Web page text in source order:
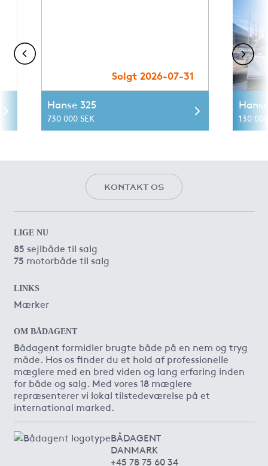
Solgt 2026-07-31
Hanse 325
730 000 SEK 130
KONTAKT OS
LIGE NU
85 sejlbåde til salg
75 motorbåde til salg
LINKS
Mærker
OM BÅDAGENT
Bådagent formidler brugte både på en nem og tryg
måde. Hos os finder du et hold af professionelle
mæglere med en bred viden og lang erfaring inden
for både og salg. Med vores 18 mæglere
repræsenterer vi lokal tilstedeværelse på et
international marked.
BÅDAGENT
DANMARK
+45 78 75 60 34